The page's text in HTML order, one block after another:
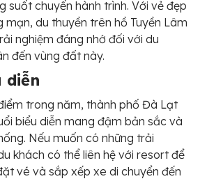
suốt chuyến hành trình. Với vẻ đẹp
mạn, du thuyền trên hồ Tuyền Lâm
nghiệm đáng nhớ đối với du
đến vùng đất này.
diễn
trong năm, thành phố Đà Lạt
biểu diễn mang đậm bản sắc và
Nếu muốn có những trải
khách có thể liên hệ với resort để
vé và sắp xếp xe di chuyển đến